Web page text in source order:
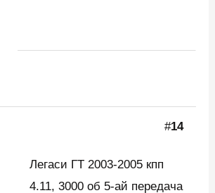
#14
Легаси ГТ 2003-2005 кпп
4.11, 3000 об 5-ай передача